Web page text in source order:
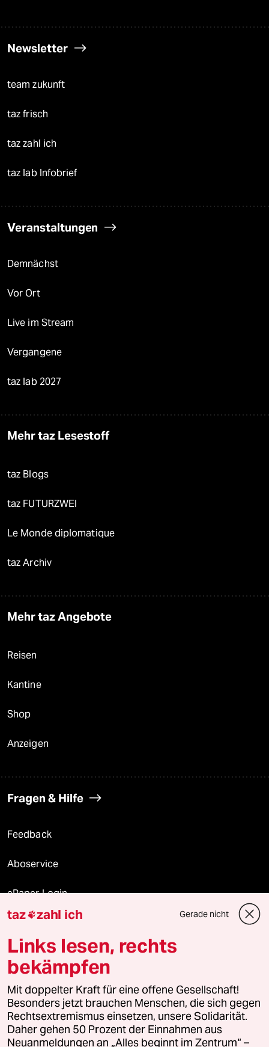
Newsletter
team zukunft
taz frisch
taz zahl ich
taz lab Infobrief
Veranstaltungen
Demnächst
Vor Ort
Live im Stream
Vergangene
taz lab 2027
Mehr taz Lesestoff
taz Blogs
taz FUTURZWEI
Le Monde diplomatique
taz Archiv
Mehr taz Angebote
Reisen
Kantine
Shop
Anzeigen
Fragen & Hilfe
Feedback
Aboservice
ePaper Login
Downloads für Abonnierende
© 2026 taz Verlags und Vertriebs GmbH
Alle Rechte vorbehalten. Bei rechtlichen Fragen oder für Genehmigungen
wenden Sie sich bitte an
lizenzen@taz.de
Feedback Redaktionsstatut Kommune-Richtlinien
taz zahl ich Gerade nicht
Links lesen, rechts
bekämpfen
Mit doppelter Kraft für eine offene Gesellschaft!
Besonders jetzt brauchen Menschen, die sich gegen
Rechtsextremismus einsetzen, unsere Solidarität.
Daher gehen 50 Prozent der Einnahmen aus
Neuanmeldungen an „Alles beginnt im Zentrum“ –